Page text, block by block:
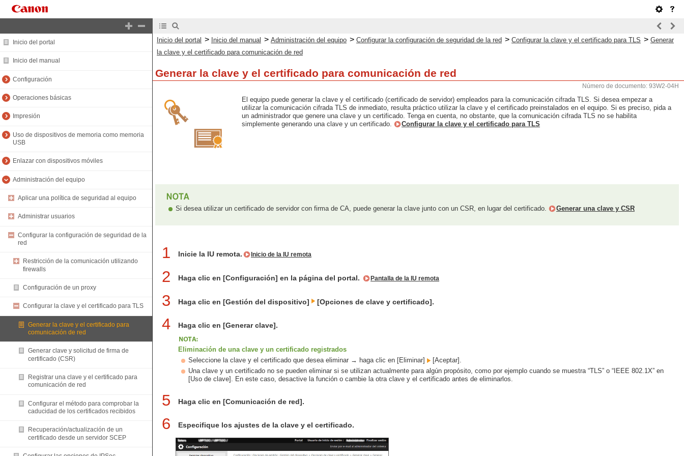
Inicio del portal
Inicio del manual
Configuración
Operaciones básicas
Impresión
Uso de dispositivos de memoria como memoria
USB
Enlazar con dispositivos móviles
Administración del equipo
Aplicar una política de seguridad al equipo
Administrar usuarios
Configurar la configuración de seguridad de la
red
Restricción de la comunicación utilizando
firewalls
Configuración de un proxy
Configurar la clave y el certificado para TLS
Generar la clave y el certificado para
comunicación de red
Generar clave y solicitud de firma de
certificado (CSR)
Registrar una clave y el certificado para
comunicación de red
Configurar el método para comprobar la
caducidad de los certificados recibidos
Recuperación/actualización de un
certificado desde un servidor SCEP
Inicio del portal > Inicio del manual > Administración del equipo > Configurar la configuración de seguridad de la red > Configurar la clave y el certificado para TLS > Generar
la clave y el certificado para comunicación de red
Generar la clave y el certificado para comunicación de red
Número de documento: 93W2-04H
El equipo puede generar la clave y el certificado (certificado de servidor) empleados para la comunicación cifrada TLS. Si desea empezar a
utilizar la comunicación cifrada TLS de inmediato, resulta práctico utilizar la clave y el certificado preinstalados en el equipo. Si es preciso, pida a
un administrador que genere una clave y un certificado. Tenga en cuenta, no obstante, que la comunicación cifrada TLS no se habilita
simplemente generando una clave y un certificado.
Configurar la clave y el certificado para TLS
Si desea utilizar un certificado de servidor con firma de CA, puede generar la clave junto con un CSR, en lugar del certificado. Generar una clave y CSR
1 Inicie la IU remota. Inicio de la IU remota
2 Haga clic en [Configuración] en la página del portal. Pantalla de la IU remota
3 Haga clic en [Gestión del dispositivo] [Opciones de clave y certificado].
4 Haga clic en [Generar clave].
Eliminación de una clave y un certificado registrados
Seleccione la clave y el certificado que desea eliminar → haga clic en [Eliminar]
[Aceptar].
Una clave y un certificado no se pueden eliminar si se utilizan actualmente para algún propósito, como por ejemplo cuando se muestra “TLS” o “IEEE 802.1X” en
[Uso de clave]. En este caso, desactive la función o cambie la otra clave y el certificado antes de eliminarlos.
5 Haga clic en [Comunicación de red].
6 Especifique los ajustes de la clave y el certificado.